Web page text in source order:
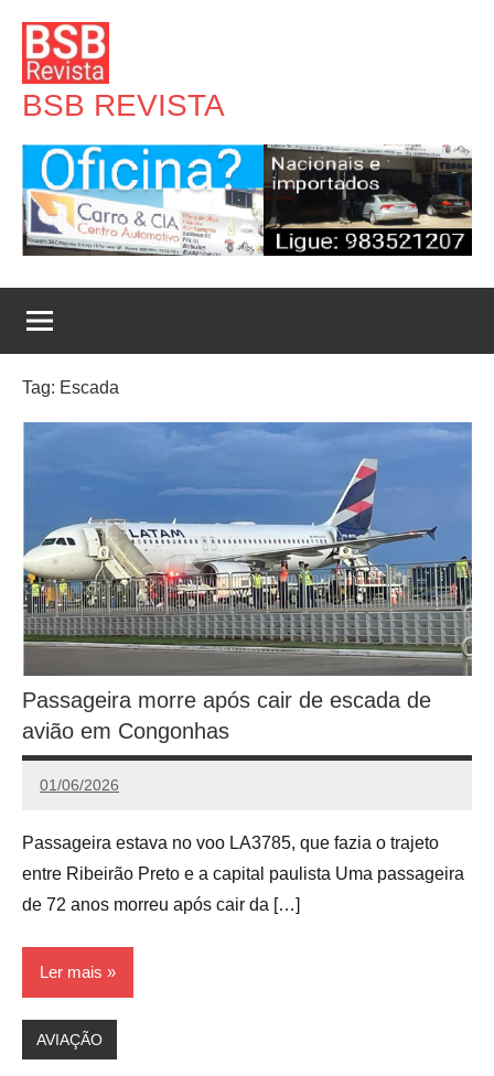
para
conteúdo
BSB REVISTA
Tag: Escada
Passageira morre após cair de escada de
avião em Congonhas
01/06/2026
Redação
Passageira estava no voo LA3785, que fazia o trajeto
entre Ribeirão Preto e a capital paulista Uma passageira
de 72 anos morreu após cair da […]
Ler mais
AVIAÇÃO